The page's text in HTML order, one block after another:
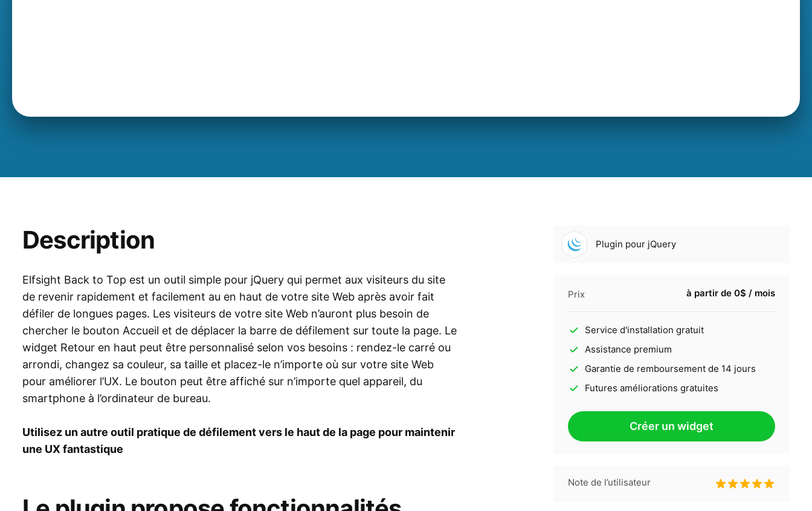
Description
Elfsight Back to Top est un outil simple pour jQuery qui permet aux visiteurs du site
de revenir rapidement et facilement au en haut de votre site Web après avoir fait
défiler de longues pages. Les visiteurs de votre site Web n’auront plus besoin de
chercher le bouton Accueil et de déplacer la barre de défilement sur toute la page. Le
widget Retour en haut peut être personnalisé selon vos besoins : rendez-le carré ou
arrondi, changez sa couleur, sa taille et placez-le n’importe où sur votre site Web
pour améliorer l’UX. Le bouton peut être affiché sur n’importe quel appareil, du
smartphone à l’ordinateur de bureau.
Utilisez un autre outil pratique de défilement vers le haut de la page pour maintenir
une UX fantastique
Plugin pour jQuery
Prix à partir de 0$ / mois
Service d'installation gratuit
Assistance premium
Garantie de remboursement de 14 jours
Futures améliorations gratuites
Créer un widget
Note de l’utilisateur